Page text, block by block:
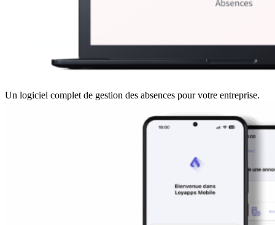
Un logiciel complet de gestion des absences pour votre entreprise.